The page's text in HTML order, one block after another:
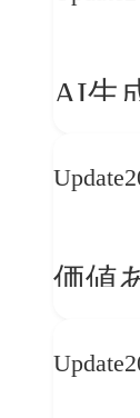
AI生
望
Update
価値
場”
Update